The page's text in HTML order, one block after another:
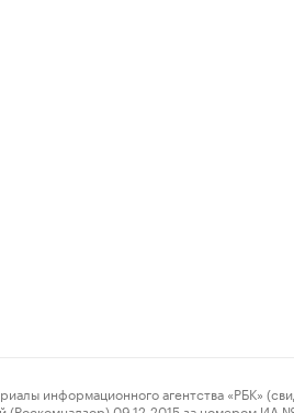
агентства «РБК»